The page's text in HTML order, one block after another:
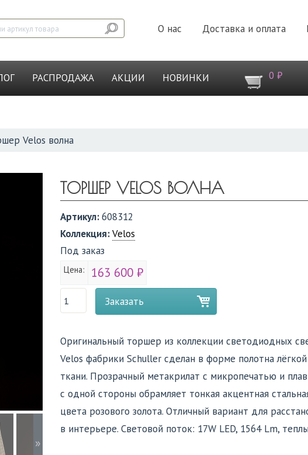
О нас Доставка и оплата
РАСПРОДАЖА АКЦИИ НОВИНКИ 0 ₽
Velos волна
»
ТОРШЕР VELOS ВОЛНА
Артикул:608312
Коллекция:Velos
Под заказ
Цена: 163 600 ₽
Заказать
Оригинальный торшер из коллекции светодиодных
Velos фабрики Schuller сделан в форме полотна
ткани. Прозрачный метакрилат с микропечатью и
с одной стороны обрамляет тонкая акцентная
цвета розового золота. Отличный вариант для
в интерьере. Световой поток: 17W LED, 1564 Lm,